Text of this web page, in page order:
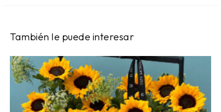
También le puede interesar